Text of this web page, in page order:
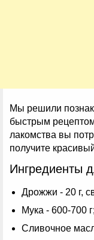
Мы решили
быстрым
лакомства вы
получите
Ингредиенты
Дрожжи - 20 г,
Мука - 600-700 г;
Сливочное